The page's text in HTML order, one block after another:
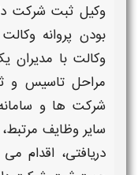
وکیل ثبت شرکت
بودن پروانه
وکالت با مدیران
مراحل تاسیس و
شرکت ها و
سایروظایف
دریافتی، اقدام